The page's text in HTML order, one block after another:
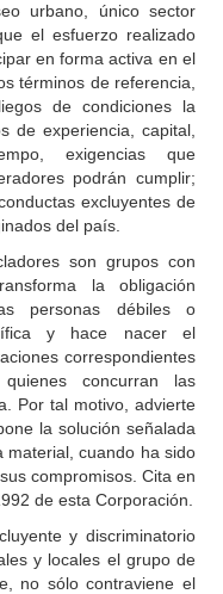
urbano, único sector
el esfuerzo realizado
en forma activa en el
términos de referencia,
de condiciones la
de experiencia, capital,
exigencias que
podrán cumplir;
excluyentes de
del país.
son grupos con
la obligación
personas débiles o
y hace nacer el
correspondientes
concurran las
Por tal motivo, advierte
la solución señalada
material, cuando ha sido
compromisos. Cita en
de esta Corporación.
y discriminatorio
y locales el grupo de
no sólo contraviene el